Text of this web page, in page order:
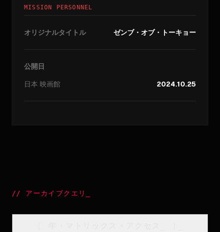
MISSION PERSONNEL
オリジナルタイトル ゼンブ・オブ・トーキョー
公開日
日本 映画館 2024.10.25
// アーカイブクエリ